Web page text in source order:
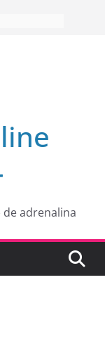
Excelente
!!
EL
de adrenalina